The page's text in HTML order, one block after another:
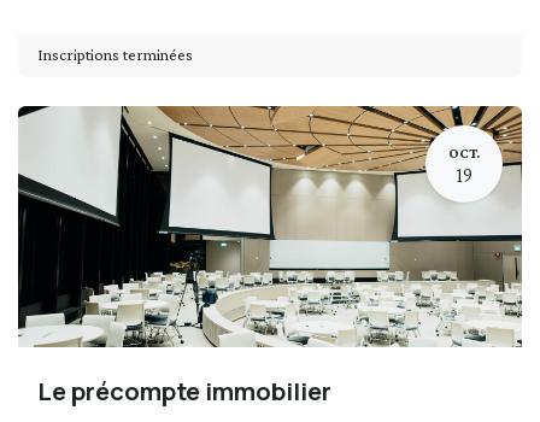
Inscriptions terminées
OCT.
19
Le précompte immobilier